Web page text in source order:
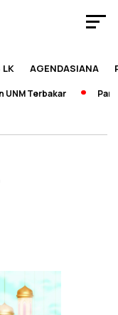
LK AGENDASIANA
Terbakar